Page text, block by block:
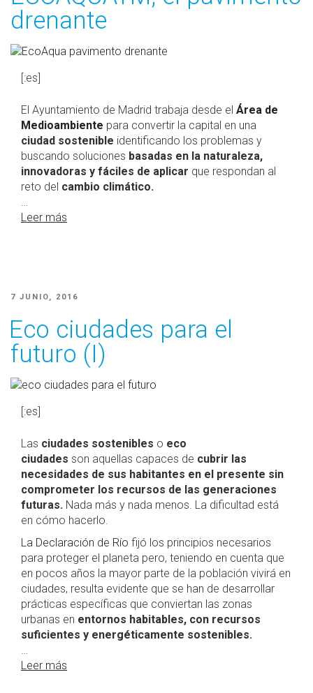
drenante
[:es]
El Ayuntamiento de Madrid trabaja desde el Área de
Medioambiente para convertir la capital en una
ciudad sostenible identificando los problemas y
buscando soluciones basadas en la naturaleza,
innovadoras y fáciles de aplicar que respondan al
reto del cambio climático.
Leer más
PUBLICADO
7 JUNIO, 2016
Eco ciudades para el
futuro (I)
[:es]
Las ciudades sostenibles o eco
ciudades son aquellas capaces de cubrir las
necesidades de sus habitantes en el presente sin
comprometer los recursos de las generaciones
futuras. Nada más y nada menos. La dificultad está
en cómo hacerlo.
La Declaración de Río fijó los principios necesarios
para proteger el planeta pero, teniendo en cuenta que
en pocos años la mayor parte de la población vivirá en
ciudades, resulta evidente que se han de desarrollar
prácticas específicas que conviertan las zonas
urbanas en entornos habitables, con recursos
suficientes y energéticamente sostenibles.
Leer más